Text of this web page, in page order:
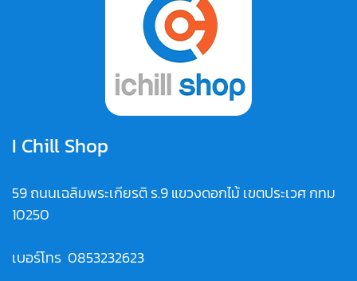
I Chill Shop
59 ถนนเฉลิมพระเกียรติ ร.9 แขวงดอกไม้ เขตประเวศ กทม
10250
เบอร์โทร 0853232623